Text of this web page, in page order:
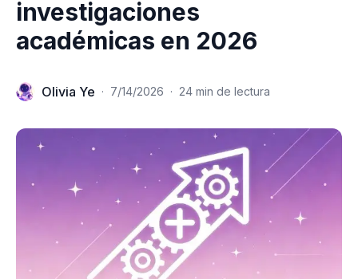
investigaciones
académicas en 2026
Olivia Ye · 7/14/2026 · 24 min de lectura